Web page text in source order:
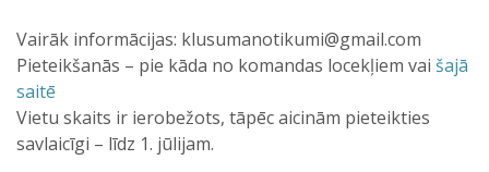
Vairāk informācijas: klusumanotikumi@gmail.com
Pieteikšanās – pie kāda no komandas locekļiem vai šajā
saitē
Vietu skaits ir ierobežots, tāpēc aicinām pieteikties
savlaicīgi – līdz 1. jūlijam.